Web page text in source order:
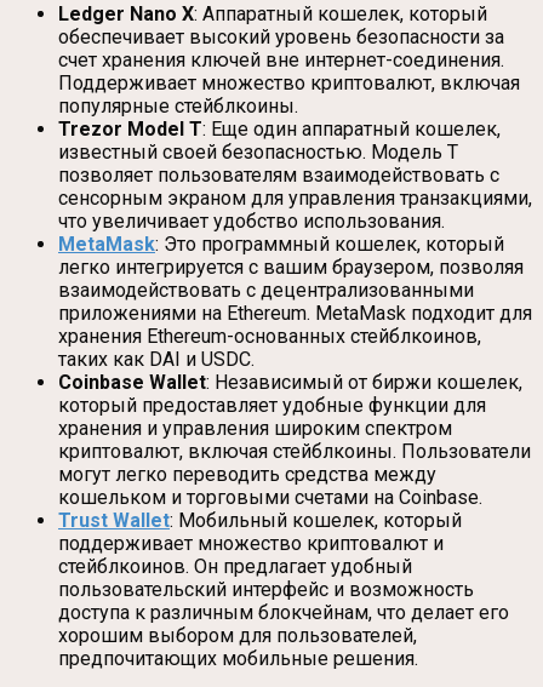
Ledger Nano X: Аппаратный кошелек, который
обеспечивает высокий уровень безопасности за
счет хранения ключей вне интернет-соединения.
Поддерживает множество криптовалют, включая
популярные стейблкоины.
Trezor Model T: Еще один аппаратный кошелек,
известный своей безопасностью. Модель T
позволяет пользователям взаимодействовать с
сенсорным экраном для управления транзакциями,
что увеличивает удобство использования.
MetaMask: Это программный кошелек, который
легко интегрируется с вашим браузером, позволяя
взаимодействовать с децентрализованными
приложениями на Ethereum. MetaMask подходит для
хранения Ethereum-основанных стейблкоинов,
таких как DAI и USDC.
Coinbase Wallet: Независимый от биржи кошелек,
который предоставляет удобные функции для
хранения и управления широким спектром
криптовалют, включая стейблкоины. Пользователи
могут легко переводить средства между
кошельком и торговыми счетами на Coinbase.
Trust Wallet: Мобильный кошелек, который
поддерживает множество криптовалют и
стейблкоинов. Он предлагает удобный
пользовательский интерфейс и возможность
доступа к различным блокчейнам, что делает его
хорошим выбором для пользователей,
предпочитающих мобильные решения.